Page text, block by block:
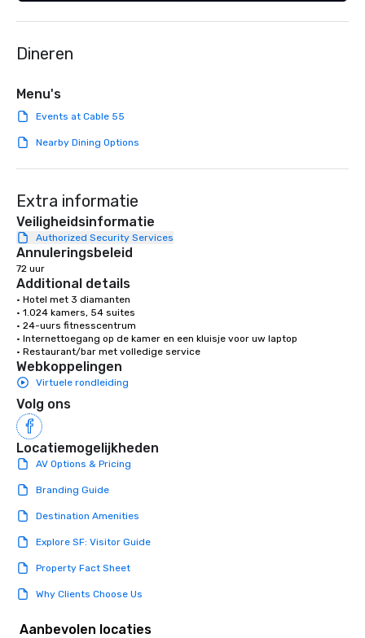
Dineren
Menu's
Events at Cable 55
Nearby Dining Options
Extra informatie
Veiligheidsinformatie
Authorized Security Services
Annuleringsbeleid
72 uur
Additional details
• Hotel met 3 diamanten
• 1.024 kamers, 54 suites
• 24-uurs fitnesscentrum
• Internettoegang op de kamer en een kluisje voor uw laptop
• Restaurant/bar met volledige service
Webkoppelingen
Virtuele rondleiding
Volg ons
Locatiemogelijkheden
AV Options & Pricing
Branding Guide
Destination Amenities
Explore SF: Visitor Guide
Property Fact Sheet
Why Clients Choose Us
Aanbevolen locaties